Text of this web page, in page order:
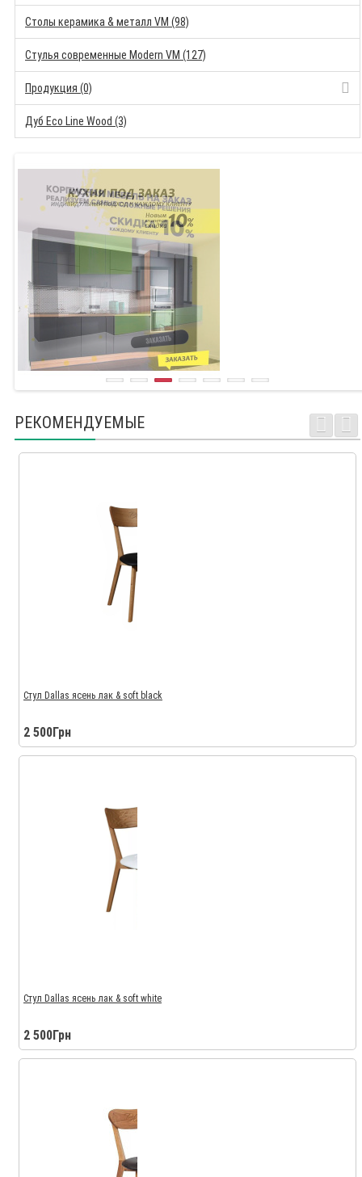
Столы керамика & металл VM (98)
Стулья современные Modern VM (127)
Продукция (0)
Дуб Eco Line Wood (3)
РЕКОМЕНДУЕМЫЕ
Стул Dallas ясень лак & soft black
2 500Грн
Стул Dallas ясень лак & soft white
2 500Грн